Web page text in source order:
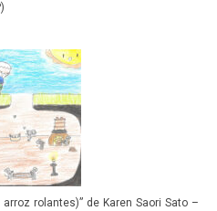
rolantes)” de Karen Saori Sato –